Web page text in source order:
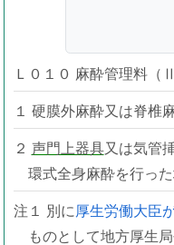
Ｌ０１０ 麻酔管理料（Ⅱ
１ 硬膜外麻酔又は脊椎
２ 声門上器具又は気管
環式全身麻酔を行っ
注１ 別に 厚生労働大臣
ものとして地方厚生